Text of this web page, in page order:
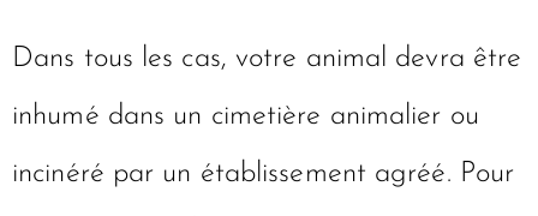
Dans tous les cas, votre animal devra être
inhumé dans un cimetière animalier ou
incinéré par un établissement agréé. Pour